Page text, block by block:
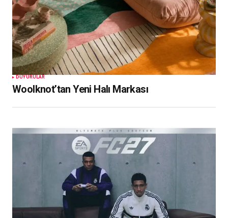
DUYURULAR
Woolknot’tan Yeni Halı Markası